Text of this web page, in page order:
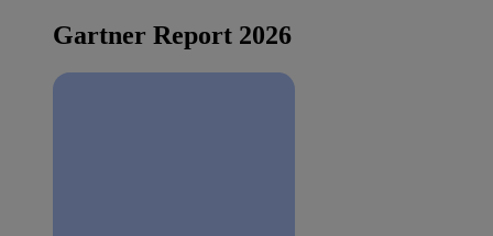
Gartner Report 2026